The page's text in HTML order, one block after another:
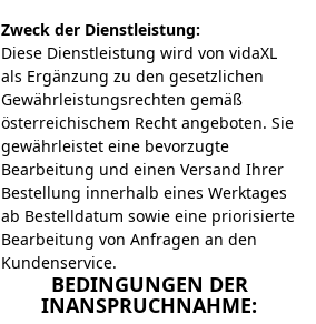
Zweck der Dienstleistung:
Diese Dienstleistung wird von vidaXL
als Ergänzung zu den gesetzlichen
Gewährleistungsrechten gemäß
österreichischem Recht angeboten. Sie
gewährleistet eine bevorzugte
Bearbeitung und einen Versand Ihrer
Bestellung innerhalb eines Werktages
ab Bestelldatum sowie eine priorisierte
Bearbeitung von Anfragen an den
Kundenservice.
BEDINGUNGEN DER
INANSPRUCHNAHME: